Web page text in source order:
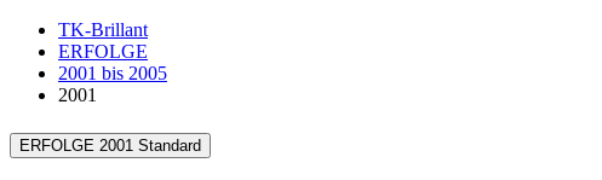
TK-Brillant
ERFOLGE
2001 bis 2005
2001
ERFOLGE 2001 Standard